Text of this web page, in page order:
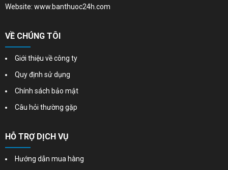
Website: www.banthuoc24h.com
VỀ CHÚNG TÔI
Giới thiệu về công ty
Quy định sử dụng
Chính sách bảo mật
Câu hỏi thường gặp
HỖ TRỢ DỊCH VỤ
Hướng dẫn mua hàng